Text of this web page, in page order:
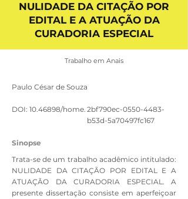
NULIDADE DA CITAÇÃO POR
EDITAL E A ATUAÇÃO DA
CURADORIA ESPECIAL
Trabalho em Anais
Paulo César de Souza
DOI: 10.46898/home. 2bf790ec-0550-4483-
b53d-5a70497fc167
Sinopse
Trata-se de um trabalho acadêmico intitulado:
NULIDADE DA CITAÇÃO POR EDITAL E A
ATUAÇÃO DA CURADORIA ESPECIAL. A
presente dissertação consiste em aperfeiçoar